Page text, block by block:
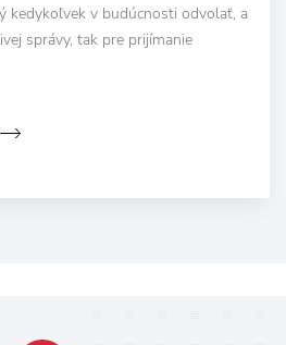
kedykoľvek v budúcnosti odvolať, a
správy, tak pre prijímanie